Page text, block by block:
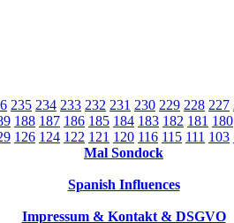
235 234 233 232 231 230 229 228 227
188 187 186 185 184 183 182 181 180
126 124 122 121 120 116 115 111 103
Mal Sondock
Spanish Influences
Impressum & Kontakt & DSGVO